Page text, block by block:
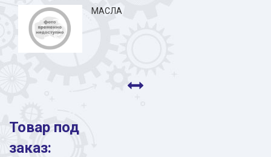
МАСЛА
Товар под
заказ: